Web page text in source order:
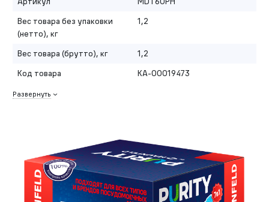
Вес товара без упаковки
(нетто), кг
1,2
Вес товара (брутто), кг
1,2
Код товара
КА-00019473
Развернуть